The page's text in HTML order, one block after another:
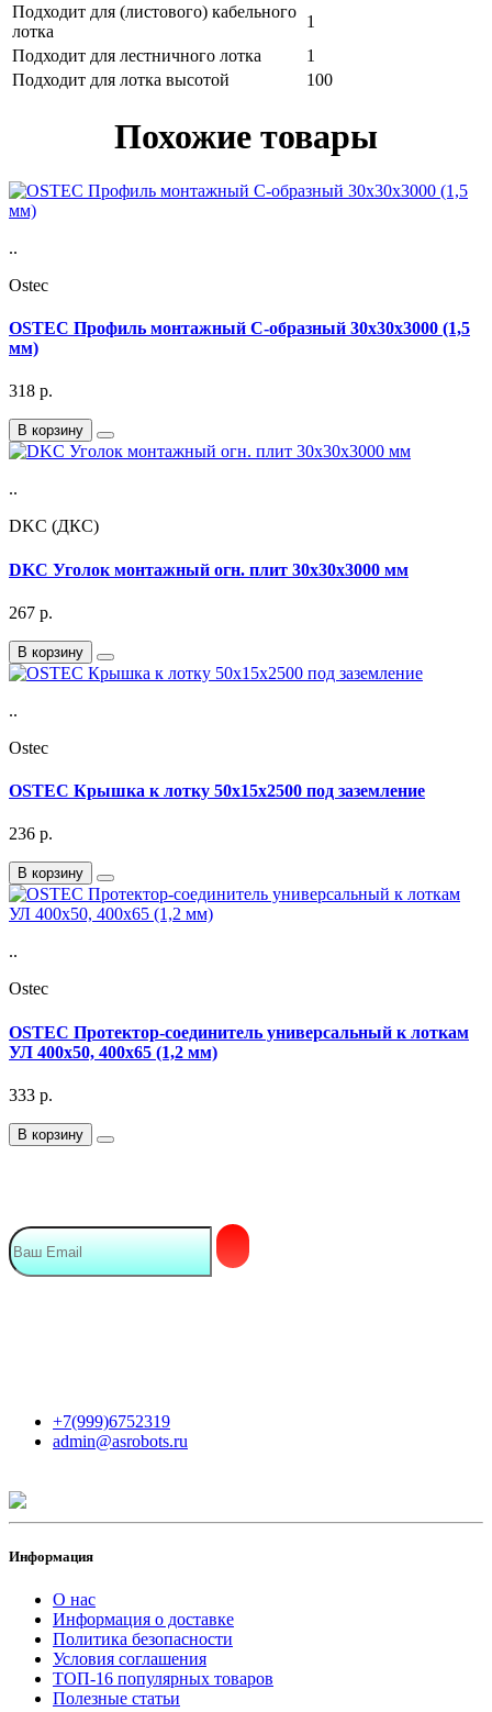
Подходит для (листового) кабельного
лотка
1
Подходит для лестничного лотка
1
Подходит для лотка высотой
100
Похожие товары
..
Ostec
OSTEC Профиль монтажный С-образный 30х30х3000 (1,5
мм)
318 р.
В корзину
..
DKC (ДКС)
DKC Уголок монтажный огн. плит 30х30х3000 мм
267 р.
В корзину
..
Ostec
OSTEC Крышка к лотку 50х15х2500 под заземление
236 р.
В корзину
..
Ostec
OSTEC Протектор-соединитель универсальный к лоткам
УЛ 400х50, 400х65 (1,2 мм)
333 р.
В корзину
+7(999)6752319
admin@asrobots.ru
Информация
О нас
Информация о доставке
Политика безопасности
Условия соглашения
ТОП-16 популярных товаров
Полезные статьи